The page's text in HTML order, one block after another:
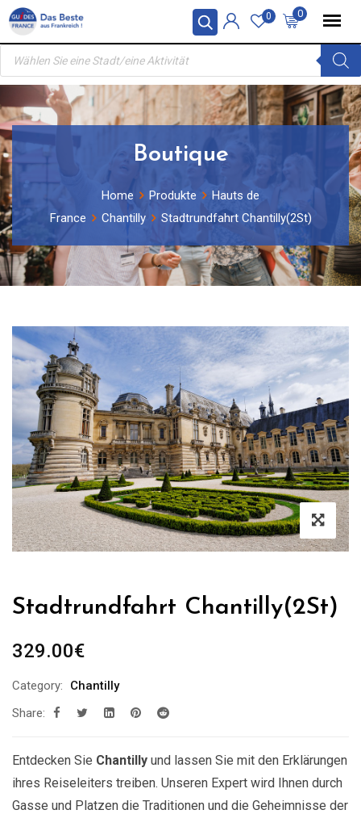
Skip
content
0
0
Products
search
Boutique
Home Produkte
Hauts de
France
Chantilly Stadtrundfahrt Chantilly(2St)
Stadtrundfahrt Chantilly(2St)
329.00€
Category:
Chantilly
Share:
Entdecken Sie Chantilly und lassen Sie mit den Erklärungen
ihres Reiseleiters treiben. Unseren Expert wird Ihnen durch
Gasse und Platzen die Traditionen und die Geheimnisse der